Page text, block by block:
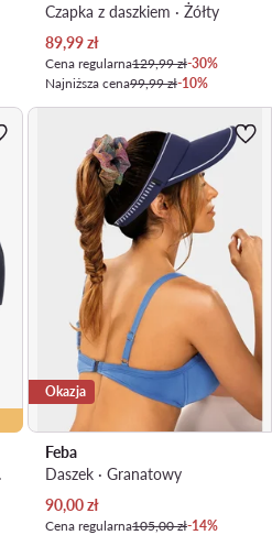
Czapka z daszkiem · Żółty
Aktualna cena
89,99zł
Cena regularna129,99 zł-30%
Najniższa cena99,99 zł-10%
Okazja
Feba
Daszek · Granatowy
Aktualna cena
90,00zł
Cena regularna105,00 zł-14%